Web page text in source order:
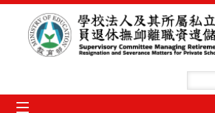
跳到主要內容區塊